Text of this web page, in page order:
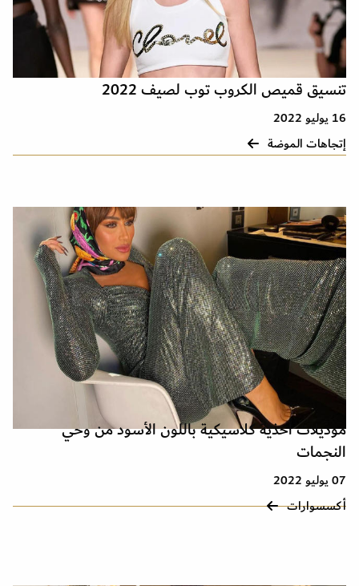
تنسيق قميص الكروب توب لصيف 2022
16 يوليو 2022
إتجاهات الموضة
موديلات أحذية كلاسيكية باللون الأسود من وحي
النجمات
07 يوليو 2022
أكسسوارات